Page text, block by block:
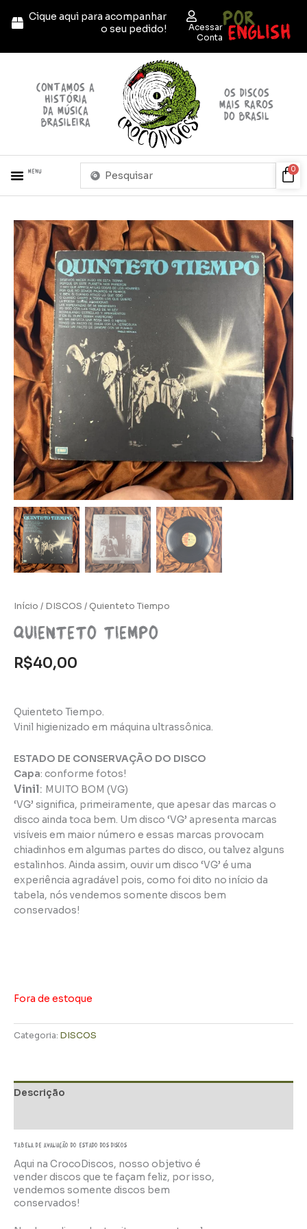
para
conteúdo
Cique aqui para acompanhar
o seu pedido!
Acessar
Conta
POR
ENGLISH
contamos a
história
da música
brasileira
OS discos
mais raros
do brasil
Menu
Pesquisar
0
Início / DISCOS / Quienteto Tiempo
Quienteto Tiempo
R$40,00
Quienteto Tiempo.
Vinil higienizado em máquina ultrassônica.
ESTADO DE CONSERVAÇÃO DO DISCO
Capa: conforme fotos!
Vinil: MUITO BOM (VG)
‘VG’ significa, primeiramente, que apesar das marcas o
disco ainda toca bem. Um disco ‘VG’ apresenta marcas
visíveis em maior número e essas marcas provocam
chiadinhos em algumas partes do disco, ou talvez alguns
estalinhos. Ainda assim, ouvir um disco ‘VG’ é uma
experiência agradável pois, como foi dito no início da
tabela, nós vendemos somente discos bem
conservados!
Fora de estoque
Categoria: DISCOS
Descrição
TABELA DE AVALIAÇÃo do estado dos discos
Aqui na CrocoDiscos, nosso objetivo é
vender discos que te façam feliz, por isso,
vendemos somente discos bem
conservados!